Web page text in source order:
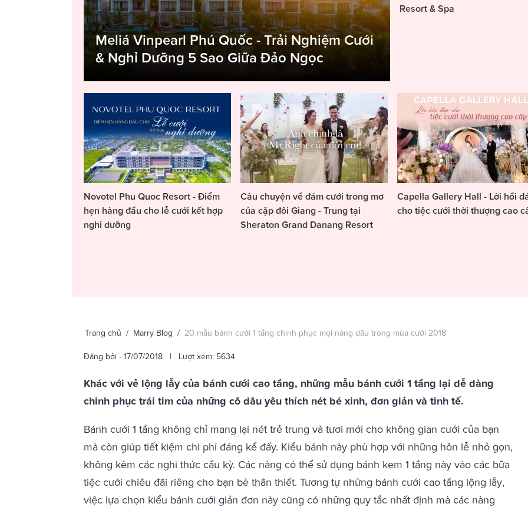
Meliá Vinpearl Phú Quốc - Trải Nghiệm Cưới
& Nghỉ Dưỡng 5 Sao Giữa Đảo Ngọc
Resort & Spa
Novotel Phu Quoc Resort - Điểm
hẹn hàng đầu cho lễ cưới kết hợp
nghỉ dưỡng
Câu chuyện về đám cưới trong mơ
của cặp đôi Giang - Trung tại
Sheraton Grand Danang Resort
Capella Gallery Hall - Lời hồi
cho tiệc cưới thời thượng cao
Trang chủ / Marry Blog / 20 mẫu bánh cưới 1 tầng chinh phục mọi nàng dâu trong mùa cưới 2018
Đăng bởi - 17/07/2018 | Lượt xem: 5634
Khác với vẻ lộng lẫy của bánh cưới cao tầng, những mẫu bánh cưới 1 tầng lại dễ dàng
chinh phục trái tim của những cô dâu yêu thích nét bé xinh, đơn giản và tinh tế.
Bánh cưới 1 tầng không chỉ mang lại nét trẻ trung và tươi mới cho không gian cưới của bạn
mà còn giúp tiết kiệm chi phí đáng kể đấy. Kiểu bánh này phù hợp với những hôn lễ nhỏ gọn,
không kèm các nghi thức cầu kỳ. Các nàng có thể sử dụng bánh kem 1 tầng này vào các bữa
tiệc cưới chiêu đãi riêng cho bạn bè thân thiết. Tương tự những bánh cưới cao tầng lộng lẫy,
việc lựa chọn kiểu bánh cưới giản đơn này cũng có những quy tắc nhất định mà các nàng